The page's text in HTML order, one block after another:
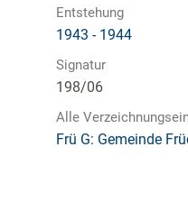
Entstehung
1943 - 1944
Signatur
198/06
Alle
Frü G: Gemeinde